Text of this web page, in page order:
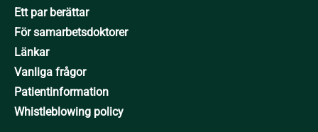
Ett par berättar
För samarbetsdoktorer
Länkar
Vanliga frågor
Patientinformation
Whistleblowing policy